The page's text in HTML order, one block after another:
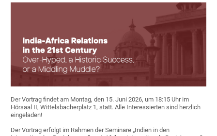
Der Vortrag findet am Montag, den 15. Juni 2026, um 18:15 Uhr im
Hörsaal II, Wittelsbacherplatz 1, statt. Alle Interessierten sind herzlich
eingeladen!
Der Vortrag erfolgt im Rahmen der Seminare „Indien in den